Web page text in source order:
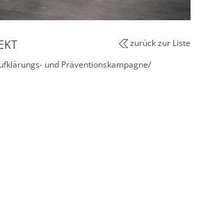
zurück zur Liste
und Präventionskampagne/